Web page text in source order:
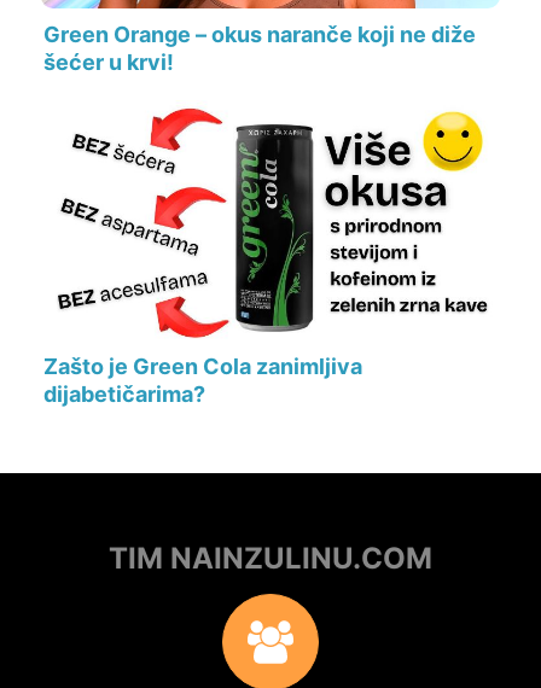
Green Orange – okus naranče koji ne diže
šećer u krvi!
Zašto je Green Cola zanimljiva
dijabetičarima?
TIM NAINZULINU.COM